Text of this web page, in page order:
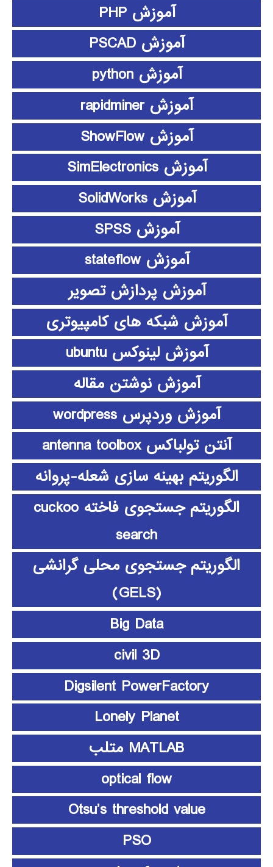
آموزش PHP
آموزش PSCAD
آموزش python
آموزش rapidminer
آموزش ShowFlow
آموزش SimElectronics
آموزش SolidWorks
آموزش SPSS
آموزش stateflow
آموزش پردازش تصویر
آموزش شبکه های کامپیوتری
آموزش لینوکس ubuntu
آموزش نوشتن مقاله
آموزش وردپرس wordpress
آنتن تولباکس antenna toolbox
الگوریتم بهینه سازی شعله-پروانه
الگوریتم جستجوی فاخته cuckoo
search
الگوریتم جستجوی محلی گرانشی
(GELS)
Big Data
civil 3D
Digsilent PowerFactory
Lonely Planet
MATLAB متلب
optical flow
Otsu’s threshold value
PSO